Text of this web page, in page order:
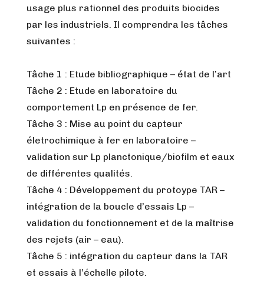
usage plus rationnel des produits biocides
par les industriels. Il comprendra les tâches
suivantes :
Tâche 1 : Etude bibliographique – état de l’art
Tâche 2 : Etude en laboratoire du
comportement Lp en présence de fer.
Tâche 3 : Mise au point du capteur
életrochimique à fer en laboratoire –
validation sur Lp planctonique/biofilm et eaux
de différentes qualités.
Tâche 4 : Développement du protoype TAR –
intégration de la boucle d’essais Lp –
validation du fonctionnement et de la maîtrise
des rejets (air – eau).
Tâche 5 : intégration du capteur dans la TAR
et essais à l’échelle pilote.